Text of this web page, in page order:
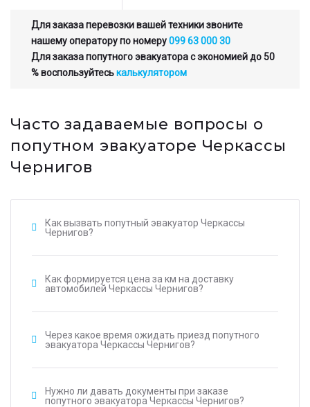
Для заказа перевозки вашей техники звоните
нашему оператору по номеру099 63 000 30
Для заказа попутного эвакуатора с экономией до 50
% воспользуйтеськалькулятором
Часто задаваемые вопросы о
попутном эвакуаторе Черкассы
Чернигов
Как вызвать попутный эвакуатор Черкассы
Чернигов?
Как формируется цена за км на доставку
автомобилей Черкассы Чернигов?
Через какое время ожидать приезд попутного
эвакуатора Черкассы Чернигов?
Нужно ли давать документы при заказе
попутного эвакуатора Черкассы Чернигов?